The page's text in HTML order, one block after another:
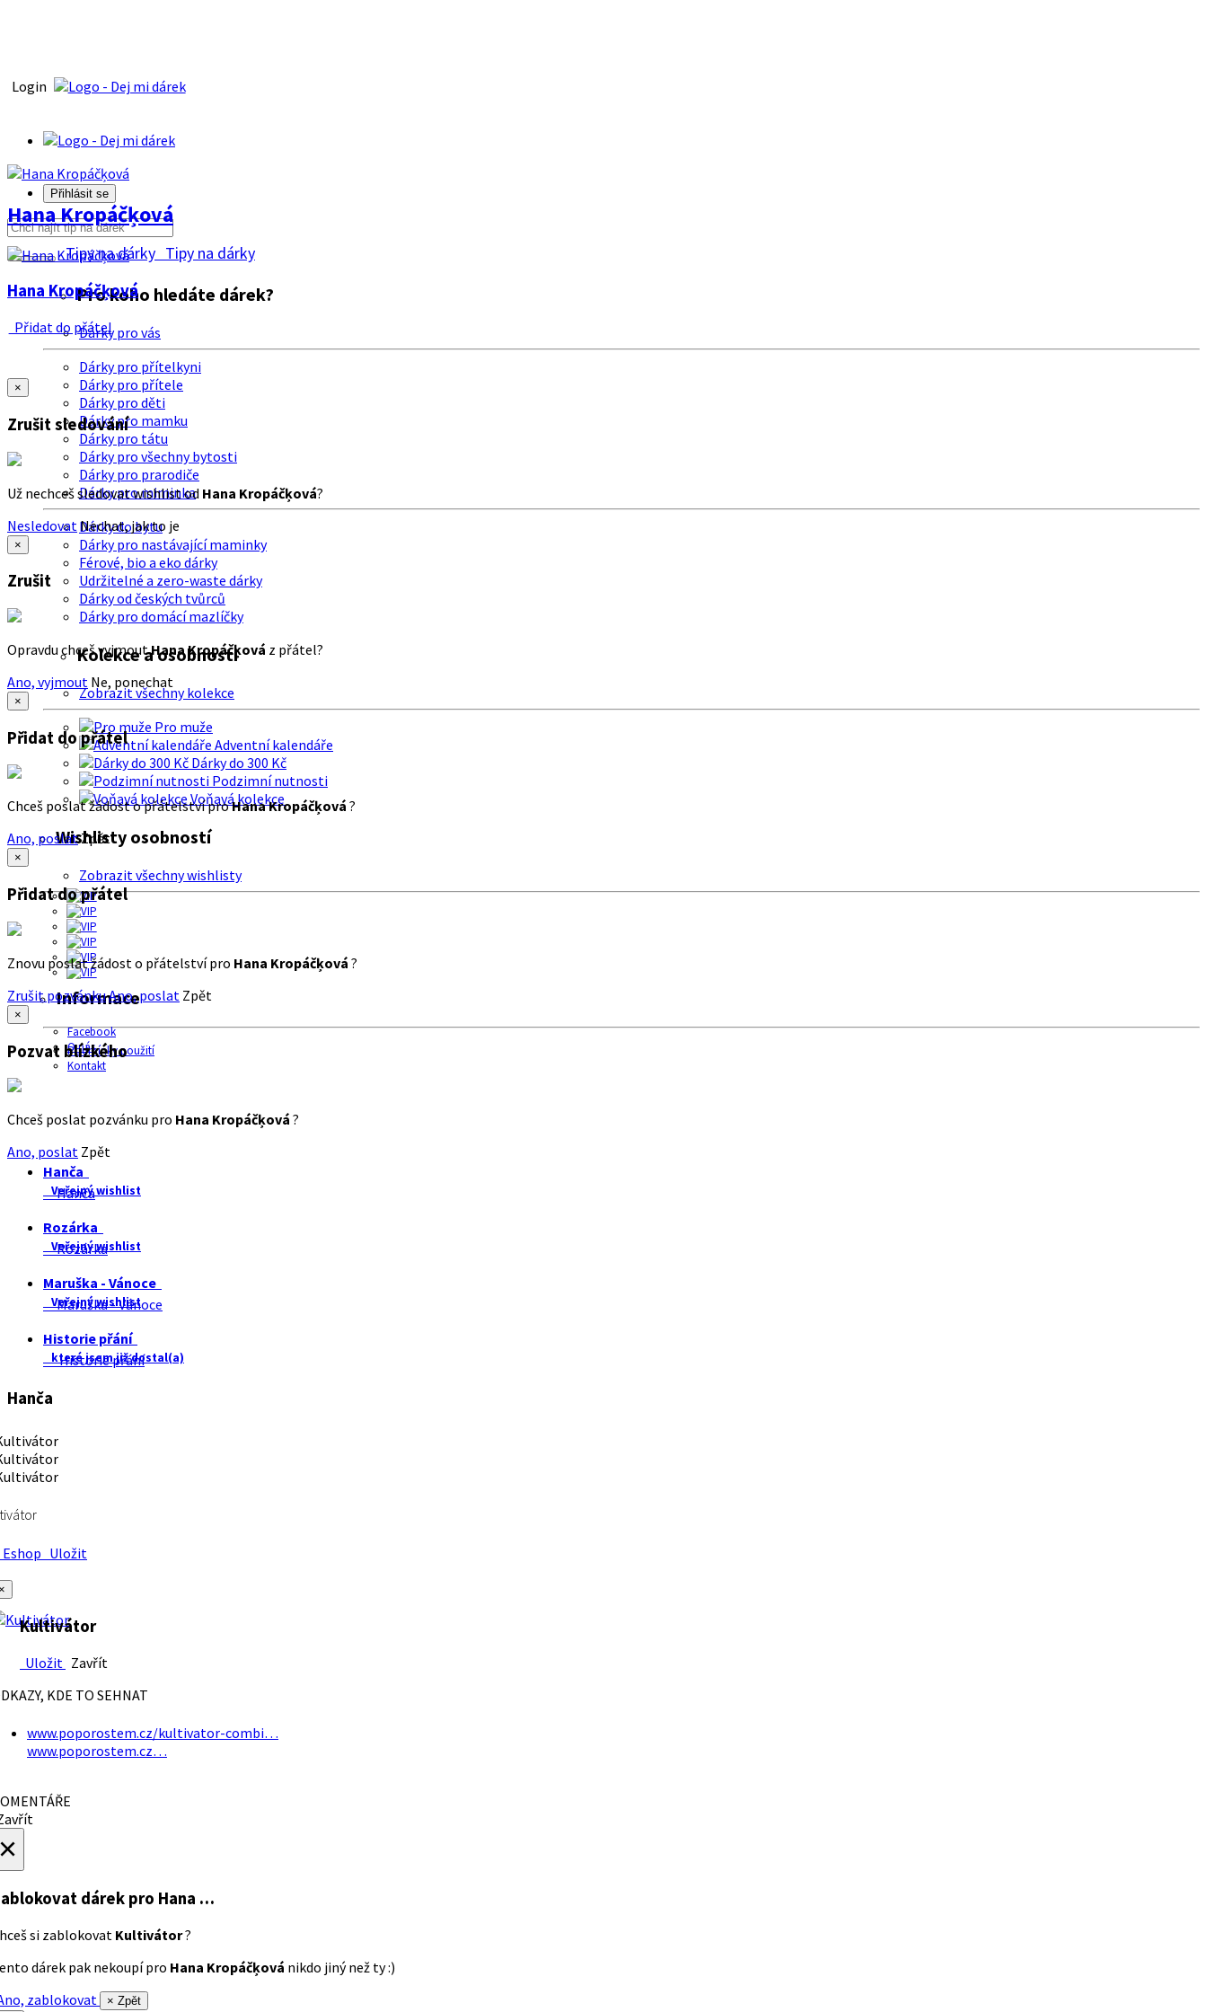
Login
Přihlásit se
Tipy na dárky Tipy na dárky
Pro koho hledáte dárek?
Dárky pro vás
Dárky pro přítelkyni
Dárky pro přítele
Dárky pro děti
Dárky pro mamku
Dárky pro tátu
Dárky pro všechny bytosti
Dárky pro prarodiče
Dárky pro miminka
Dárky do bytu
Dárky pro nastávající maminky
Férové, bio a eko dárky
Udržitelné a zero-waste dárky
Dárky od českých tvůrců
Dárky pro domácí mazlíčky
Kolekce a osobnosti
Zobrazit všechny kolekce
Pro muže
Adventní kalendáře
Dárky do 300 Kč
Podzimní nutnosti
Voňavá kolekce
Wishlisty osobností
Zobrazit všechny wishlisty
Informace
Facebook
O nás
Podmínky použití
Kontakt
Hana Kropáčķová
Hana Kropáčķová
Přidat do přátel
×
Zrušit sledování
Už nechceš sledovat wishlist od Hana Kropáčķová?
Nesledovat Nechat, jak to je
×
Zrušit
Opravdu chceš vyjmoutHana Kropáčķová z přátel?
Ano, vyjmout Ne, ponechat
×
Přidat do přátel
Chceš poslat žádost o přátelství proHana Kropáčķová ?
Ano, poslatZpět
×
Přidat do přátel
Znovu poslat žádost o přátelství pro Hana Kropáčķová ?
Zrušit pozvánkuAno, poslat Zpět
×
Pozvat blízkého
Chceš poslat pozvánku pro Hana Kropáčķová ?
Ano, poslat Zpět
Hanča
Veřejný wishlist
Hanča
Rozárka
Veřejný wishlist
Rozárka
Maruška - Vánoce
Veřejný wishlist
Maruška - Vánoce
Historie přání
které jsem již dostal(a)
Historie přání
Hanča
Uložit
Kultivátor
Uložit Zavřít
KDE TO SEHNAT
www.poporostem.cz/kultivator-combi…
www.poporostem.cz…
dárek pro Hana …
si zablokovat Kultivátor?
dárek pak nekoupí pro Hana Kropáčķová nikdo jiný než ty :)
zablokovat
× Zpět